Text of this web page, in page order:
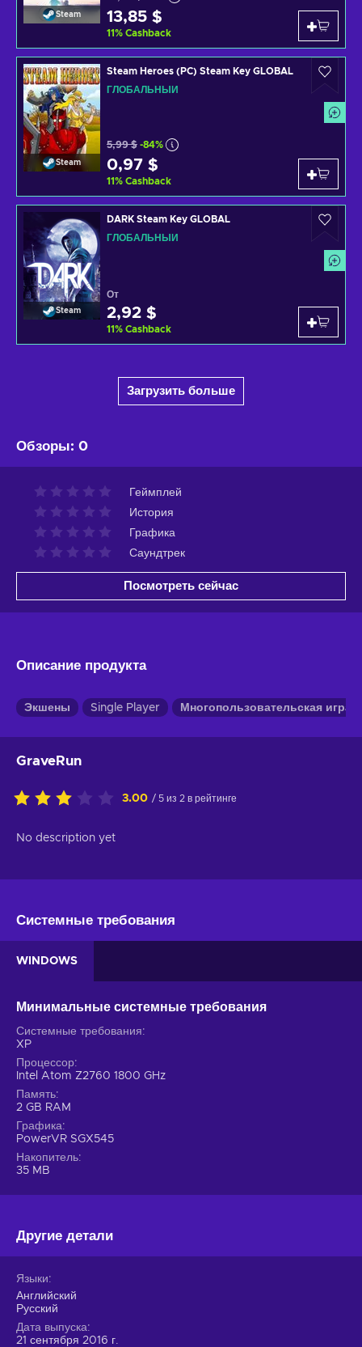
Steam 13,85 $
11% Cashback
Steam
Steam Heroes (PC) Steam Key GLOBAL
ГЛОБАЛЬНЫЙ
5,99 $ -84%
0,97 $
11% Cashback
Steam
DARK Steam Key GLOBAL
ГЛОБАЛЬНЫЙ
От
2,92 $
11% Cashback
Загрузить больше
Обзоры: 0
Геймплей
История
Графика
Саундтрек
Посмотреть сейчас
Описание продукта
Экшены Single Player Многопользовательская игра
GraveRun
3.00 / 5 из 2 в рейтинге
No description yet
Системные требования
WINDOWS
Минимальные системные требования
Системные требования
XP
Процессор
Intel Atom Z2760 1800 GHz
Память
2 GB RAM
Графика
PowerVR SGX545
Накопитель
35 MB
Другие детали
Языки
Английский
Русский
Дата выпуска
21 сентября 2016 г.